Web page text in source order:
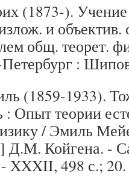
(1873-).
и объектив.
общ. теорет.
:
(1859-1933).
: Опыт теории
/ Эмиль
Д.М. Койгена. -
XXXII, 498 с.; 20.